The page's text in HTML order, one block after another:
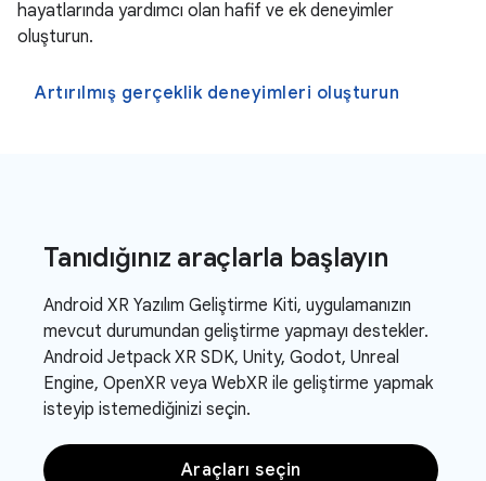
hayatlarında yardımcı olan hafif ve ek deneyimler
oluşturun.
Artırılmış gerçeklik deneyimleri oluşturun
Tanıdığınız araçlarla başlayın
Android XR Yazılım Geliştirme Kiti, uygulamanızın
mevcut durumundan geliştirme yapmayı destekler.
Android Jetpack XR SDK, Unity, Godot, Unreal
Engine, OpenXR veya WebXR ile geliştirme yapmak
isteyip istemediğinizi seçin.
Araçları seçin